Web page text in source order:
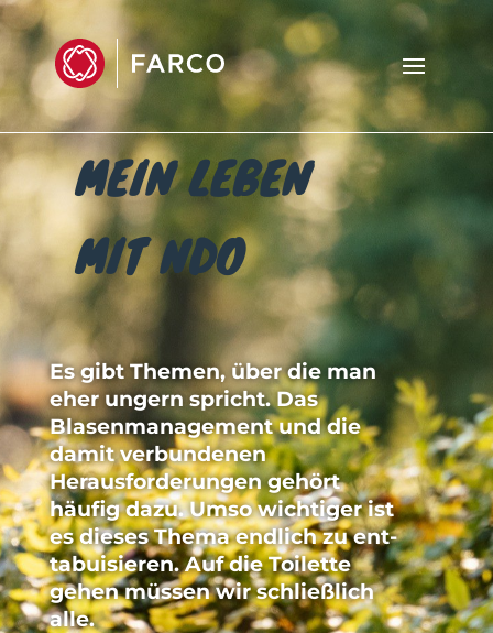
MEIN LEBEN
MIT NDO
Es gibt Themen, über die man
eher ungern spricht. Das
Blasenmanagement und die
damit ver­bundenen
Herausforderungen gehört
häufig dazu. Umso wichtiger ist
es dieses Thema end­lich zu ent­
tabuisieren. Auf die Toilette
gehen müssen wir schließlich
alle.